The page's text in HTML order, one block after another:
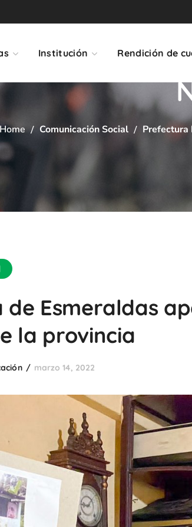
Institución Rendición de
Comunicación Social Prefectura
de Esmeraldas
la provincia
marzo 14, 2022